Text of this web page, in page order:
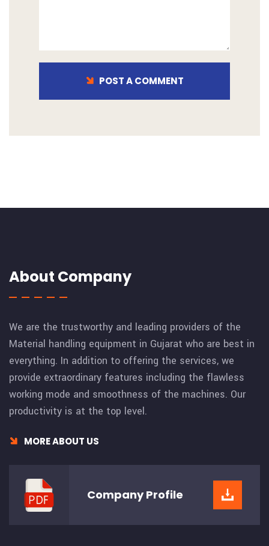
POST A COMMENT
About Company
We are the trustworthy and leading providers of the
Material handling equipment in Gujarat who are best in
everything. In addition to offering the services, we
provide extraordinary features including the flawless
working mode and smoothness of the machines. Our
productivity is at the top level.
MORE ABOUT US
CompanyProfile